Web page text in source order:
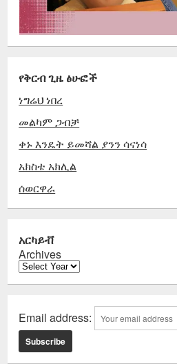
የቅርብ ጊዜ ፅሁፎች
ነግሬህ ነበረ
መልካም ጋብቻ
ቀኑ እንዴት ይመሻል ያንን ሳናነሳ
አክስቴ አክሊል
ሰወርዋራ
አርካይቭ
Archives
Email address: